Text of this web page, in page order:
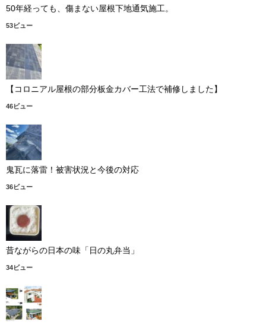
50年経っても、傷まない屋根下地通気施工。
53ビュー
【コロニアル屋根の部分板金カバー工法で補修しました】
46ビュー
鬼瓦に落雷！被害状況と今後の対応
36ビュー
昔ながらの日本の味「日の丸弁当」
34ビュー